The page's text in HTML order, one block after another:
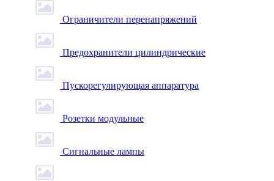
Ограничители перенапряжений
Предохранители цилиндрические
Пускорегулирующая аппаратура
Розетки модульные
Сигнальные лампы